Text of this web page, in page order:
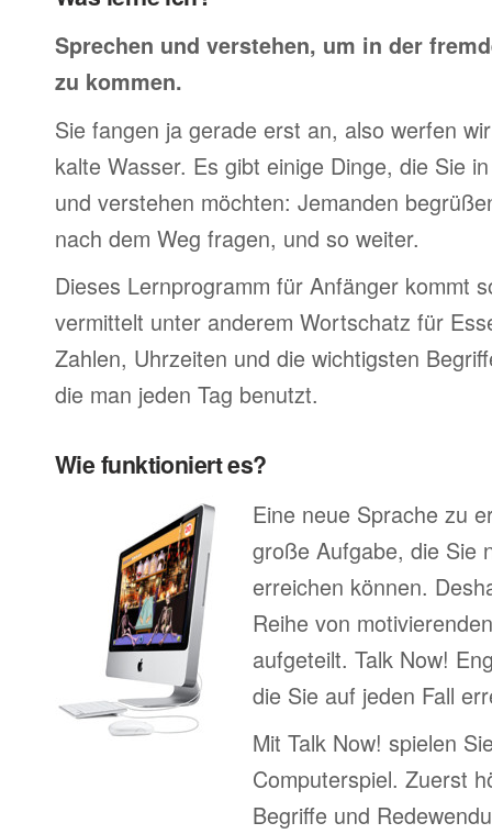
Sprechen und verstehen, um in der
zu kommen.
Sie fangen ja gerade erst an, also werfen
kalte Wasser. Es gibt einige Dinge, die Sie
und verstehen möchten: Jemanden
nach dem Weg fragen, und so weiter.
Dieses Lernprogramm für Anfänger kommt
vermittelt unter anderem Wortschatz für
Zahlen, Uhrzeiten und die wichtigsten
die man jeden Tag benutzt.
Wie funktioniert es?
Eine neue Sprache zu
große Aufgabe, die Sie
erreichen können.
Reihe von
aufgeteilt. Talk Now!
die Sie auf jeden Fall
Mit Talk Now! spielen
Computerspiel. Zuerst
Begriffe und